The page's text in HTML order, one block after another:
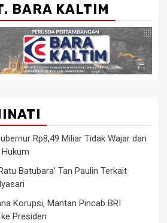
BARA KALTIM
Rp8,49 Miliar Tidak Wajar dan
Batubara’ Tan Paulin Terkait
Korupsi, Mantan Pincab BRI
Presiden